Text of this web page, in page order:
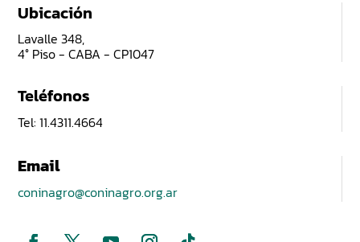
Ubicación
Lavalle 348,
4° Piso - CABA - CP1047
Teléfonos
Tel: 11.4311.4664
Email
coninagro@coninagro.org.ar